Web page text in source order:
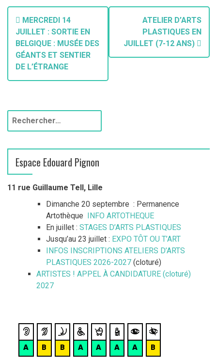
MERCREDI 14
JUILLET : SORTIE EN
BELGIQUE : MUSÉE DES
GÉANTS ET SENTIER
DE L’ÉTRANGE
ATELIER D’ARTS
PLASTIQUES EN
JUILLET (7-12 ANS)
Espace Edouard Pignon
11 rue Guillaume Tell, Lille
Dimanche 20 septembre : Permanence
Artothèque
INFO ARTOTHEQUE
En juillet : STAGES D’ARTS PLASTIQUES
Jusqu’au 23 juillet : EXPO TÔT OU T’ART
INFOS INSCRIPTIONS ATELIERS D’ARTS
PLASTIQUES 2026-2027 (cloturé)
ARTISTES ! APPEL À CANDIDATURE (cloturé)
2027